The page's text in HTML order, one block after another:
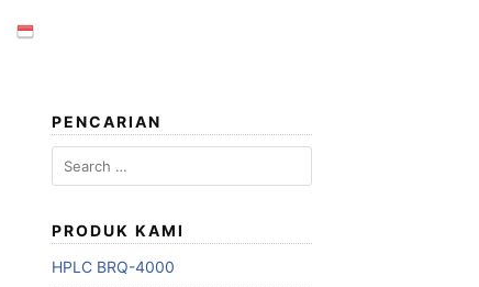
PENCARIAN
Search
for:
PRODUK KAMI
HPLC BRQ-4000